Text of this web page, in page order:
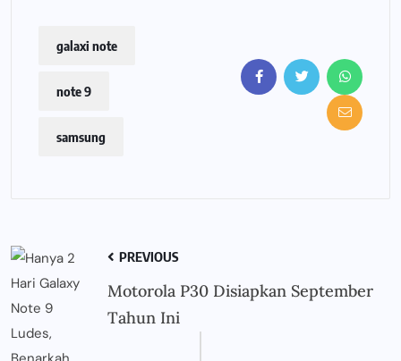
galaxi note
note 9
samsung
PREVIOUS
Motorola P30 Disiapkan September
Tahun Ini